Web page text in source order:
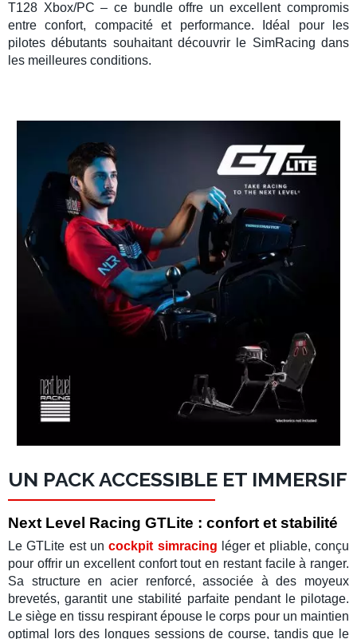
T128 Xbox/PC – ce bundle offre un excellent compromis
entre confort, compacité et performance. Idéal pour les
pilotes débutants souhaitant découvrir le SimRacing dans
les meilleures conditions.
UN PACK ACCESSIBLE ET IMMERSIF
Next Level Racing GTLite : confort et stabilité
LeGTLite est uncockpit simracing léger et pliable, conçu
pour offrir un excellent confort tout en restant facile à ranger.
Sa structure en acier renforcé, associée à des moyeux
brevetés, garantit une stabilité parfaite pendant le pilotage.
Lesiège en tissu respirantépouse le corps pour un maintien
optimal lors des longues sessions de course, tandis que le